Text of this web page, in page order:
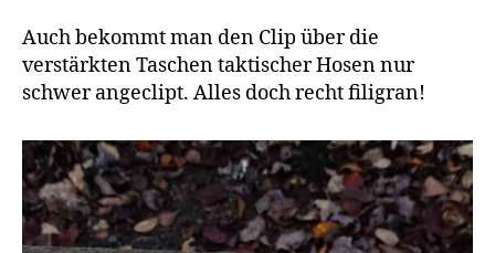
Auch bekommt man den Clip über die
verstärkten Taschen taktischer Hosen nur
schwer angeclipt. Alles doch recht filigran!